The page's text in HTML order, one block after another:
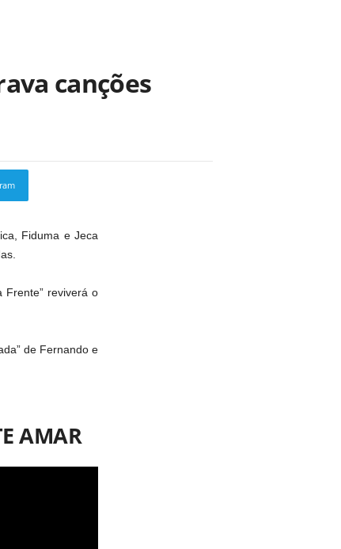
canções
Fiduma e Jeca
Frente” reviverá o
de Fernando e
AMAR